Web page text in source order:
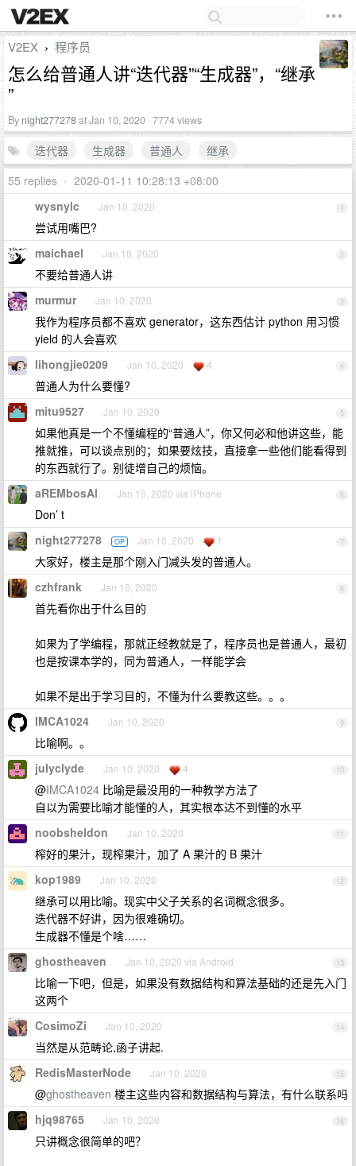
V2EX › 程序员
怎么给普通人讲“迭代器”“生成器”，“继承
”
By night277278at Jan 10, 2020 · 7774 views
迭代器 生成器 普通人
继承
55 replies • 2020-01-11 10:28:13 +08:00
1
wysnylc Jan 10, 2020
尝试用嘴巴?
2
maichael Jan 10, 2020
不要给普通人讲
3
murmur Jan 10, 2020
我作为程序员都不喜欢 generator，这东西估计 python 用习惯
yield 的人会喜欢
4
lihongjie0209 Jan 10, 2020 4
普通人为什么要懂?
5
mitu9527 Jan 10, 2020
如果他真是一个不懂编程的“普通人”，你又何必和他讲这些，能
推就推，可以谈点别的；如果要炫技，直接拿一些他们能看得到
的东西就行了。别徒增自己的烦恼。
6
aREMbosAl Jan 10, 2020 via iPhone
Don’ t
7
night277278 OP Jan 10, 2020 1
大家好，楼主是那个刚入门减头发的普通人。
8
czhfrank Jan 10, 2020
首先看你出于什么目的
如果为了学编程，那就正经教就是了，程序员也是普通人，最初
也是按课本学的，同为普通人，一样能学会
如果不是出于学习目的，不懂为什么要教这些。。。
9
IMCA1024 Jan 10, 2020
比喻啊。。
10
julyclyde Jan 10, 2020 4
@IMCA1024 比喻是最没用的一种教学方法了
自以为需要比喻才能懂的人，其实根本达不到懂的水平
11
noobsheldon Jan 10, 2020
榨好的果汁，现榨果汁，加了 A 果汁的 B 果汁
12
kop1989 Jan 10, 2020
继承可以用比喻。现实中父子关系的名词概念很多。
迭代器不好讲，因为很难确切。
生成器不懂是个啥……
13
ghostheaven Jan 10, 2020 via Android
比喻一下吧，但是，如果没有数据结构和算法基础的还是先入门
这两个
14
CosimoZi Jan 10, 2020
当然是从范畴论,函子讲起.
15
RedisMasterNode Jan 10, 2020
@ghostheaven 楼主这些内容和数据结构与算法，有什么联系吗
16
hjq98765 Jan 10, 2020
只讲概念很简单的吧？